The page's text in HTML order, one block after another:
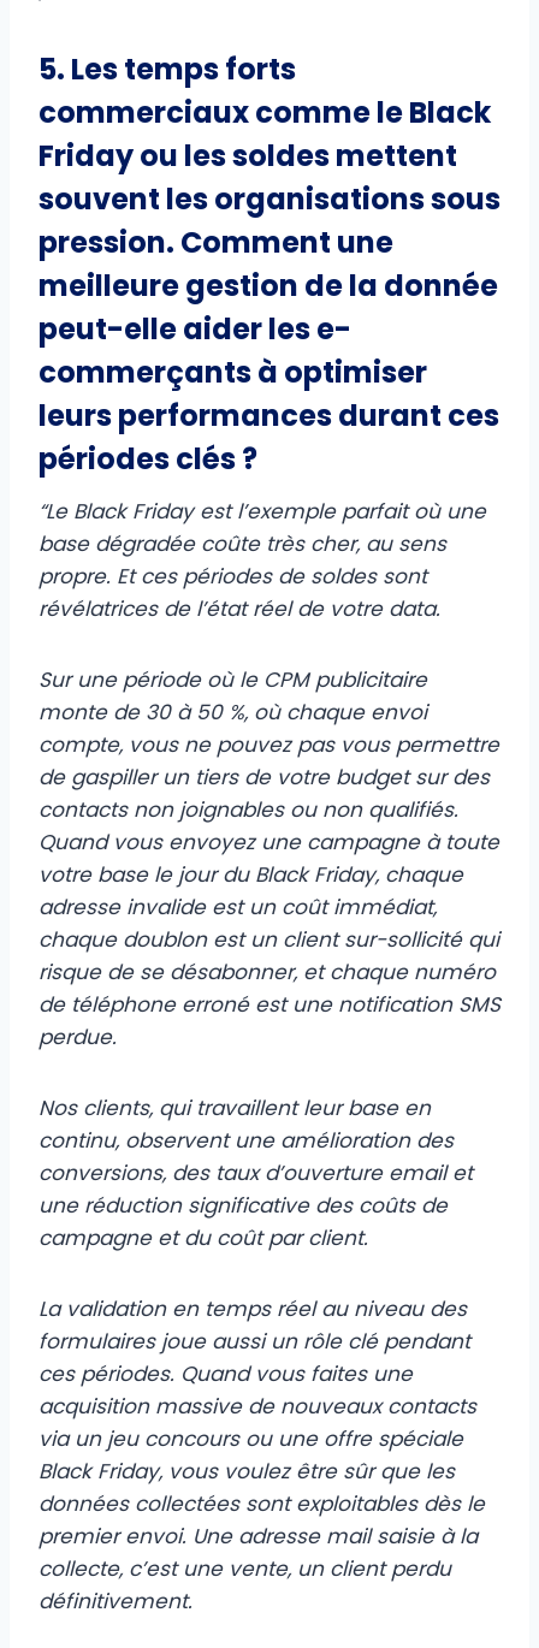
5. Les temps forts
commerciaux comme le Black
Friday ou les soldes mettent
souvent les organisations sous
pression. Comment une
meilleure gestion de la donnée
peut-elle aider les e-
commerçants à optimiser
leurs performances durant ces
périodes clés ?
“Le Black Friday est l’exemple parfait où une
base dégradée coûte très cher, au sens
propre. Et ces périodes de soldes sont
révélatrices de l’état réel de votre data.
Sur une période où le CPM publicitaire
monte de 30 à 50 %, où chaque envoi
compte, vous ne pouvez pas vous permettre
de gaspiller un tiers de votre budget sur des
contacts non joignables ou non qualifiés.
Quand vous envoyez une campagne à toute
votre base le jour du Black Friday, chaque
adresse invalide est un coût immédiat,
chaque doublon est un client sur-sollicité qui
risque de se désabonner, et chaque numéro
de téléphone erroné est une notification SMS
perdue.
Nos clients, qui travaillent leur base en
continu, observent une amélioration des
conversions, des taux d’ouverture email et
une réduction significative des coûts de
campagne et du coût par client.
La validation en temps réel au niveau des
formulaires joue aussi un rôle clé pendant
ces périodes. Quand vous faites une
acquisition massive de nouveaux contacts
via un jeu concours ou une offre spéciale
Black Friday, vous voulez être sûr que les
données collectées sont exploitables dès le
premier envoi. Une adresse mail saisie à la
collecte, c’est une vente, un client perdu
définitivement.